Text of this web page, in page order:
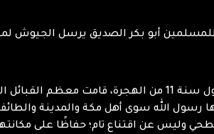
الصديق يرسل الجيوش لمحاربة المرتدين من سنة
بعد وفاة رسول الله صلى الله عليه وسلم، في 12 ربيع
رسول الله سوى أهل مكة والمدينة
وليس عن اقتناع تام؛ حفاظًا على